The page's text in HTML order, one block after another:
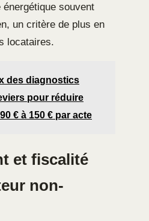
souvent
un critère de plus en
locataires.
des diagnostics
pour réduire
€ à 150 € par acte
et fiscalité
non-